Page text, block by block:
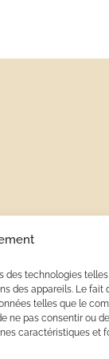
des technologies
des appareils. Le fait
telles que le
ne pas consentir ou
caractéristiques et
GUIRLANDES